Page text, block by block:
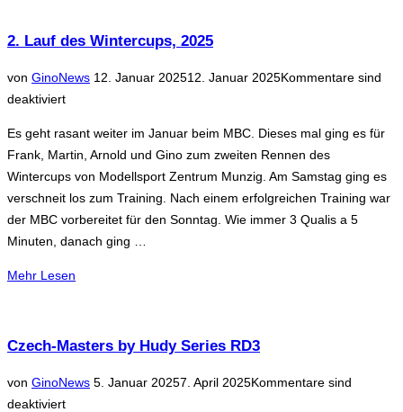
2. Lauf des Wintercups, 2025
von GinoNewsVeröffentlicht
12. Januar 202512. Januar 2025Kommentare sind
deaktiviert
Es geht rasant weiter im Januar beim MBC. Dieses mal ging es für
Frank, Martin, Arnold und Gino zum zweiten Rennen des
Wintercups von Modellsport Zentrum Munzig. Am Samstag ging es
verschneit los zum Training. Nach einem erfolgreichen Training war
der MBC vorbereitet für den Sonntag. Wie immer 3 Qualis a 5
Minuten, danach ging …
Mehr über
des
2025“
Lesen
Czech-Masters by Hudy Series RD3
von GinoNewsVeröffentlicht
5. Januar 20257. April 2025Kommentare sind
deaktiviert